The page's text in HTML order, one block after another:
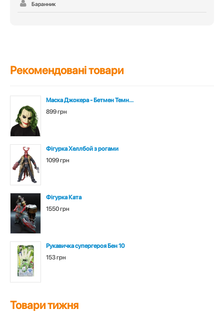
Баранник
Рекомендовані товари
Маска Джокера - Бетмен Темн...
899 грн
Фігурка Хеллбой з рогами
1099 грн
Фігурка Ката
1550 грн
Рукавичка супергероя Бен 10
153 грн
Товари тижня